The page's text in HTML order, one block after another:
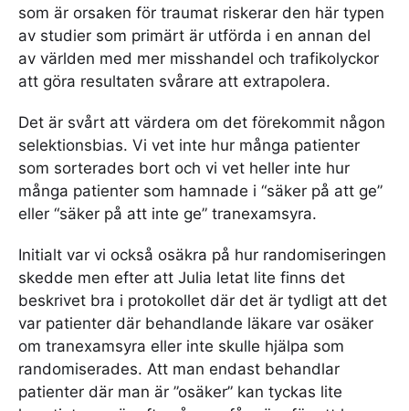
som är orsaken för traumat riskerar den här typen
av studier som primärt är utförda i en annan del
av världen med mer misshandel och trafikolyckor
att göra resultaten svårare att extrapolera.
Det är svårt att värdera om det förekommit någon
selektionsbias. Vi vet inte hur många patienter
som sorterades bort och vi vet heller inte hur
många patienter som hamnade i “säker på att ge”
eller “säker på att inte ge” tranexamsyra.
Initialt var vi också osäkra på hur randomiseringen
skedde men efter att Julia letat lite finns det
beskrivet bra i protokollet där det är tydligt att det
var patienter där behandlande läkare var osäker
om tranexamsyra eller inte skulle hjälpa som
randomiserades. Att man endast behandlar
patienter där man är ”osäker” kan tyckas lite